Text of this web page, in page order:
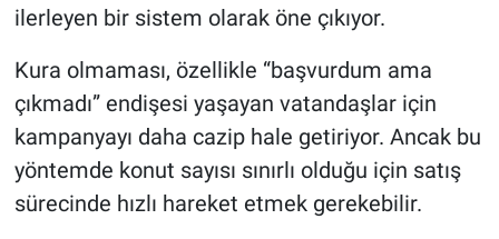
ilerleyen bir sistem olarak öne çıkıyor.
Kura olmaması, özellikle “başvurdum ama
çıkmadı” endişesi yaşayan vatandaşlar için
kampanyayı daha cazip hale getiriyor. Ancak bu
yöntemde konut sayısı sınırlı olduğu için satış
sürecinde hızlı hareket etmek gerekebilir.